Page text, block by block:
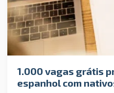
1.000 vagas grátis
espanhol com